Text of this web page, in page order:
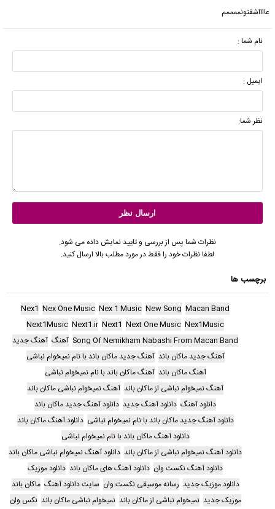
عااااشقتونممممم
نام شما :
ایمیل :
نظر شما:
نظرات شما پس از بررسی و تایید نمایش داده می شود.
لطفا نظرات خود را فقط در مورد مطلب بالا ارسال کنید.
برچسب ها
Macan Band
New Song
Nex 1 Music
Nex One Music
Nex1
Nex1Music
Next One Music
Next1
Next1.ir
Next1Music
Song Of Nemikham Nabashi From Macan Band آهنگ آهنگ جدید
آهنگ جدید ماکان باند آهنگ جدید ماکان باند با نام نمیخوام نباشی
آهنگ ماکان باند آهنگ ماکان باند با نام نمیخوام نباشی
آهنگ نمیخوام نباشی از ماکان باند آهنگ نمیخوام نباشی ماکان باند
دانلود آهنگ دانلود آهنگ جدید دانلود آهنگ جدید ماکان باند
دانلود آهنگ جدید ماکان باند با نام نمیخوام نباشی دانلود آهنگ ماکان باند
دانلود آهنگ ماکان باند با نام نمیخوام نباشی
دانلود آهنگ نمیخوام نباشی از ماکان باند دانلود آهنگ نمیخوام نباشی ماکان باند
دانلود آهنگ نکست وان دانلود آهنگ های ماکان باند دانلود موزیک
دانلود موزیک جدید رسانه موسیقی نکست وان سایت دانلود آهنگ ماکان باند
موزیک جدید نمیخوام نباشی از ماکان باند نمیخوام نباشی ماکان باند نکس وان